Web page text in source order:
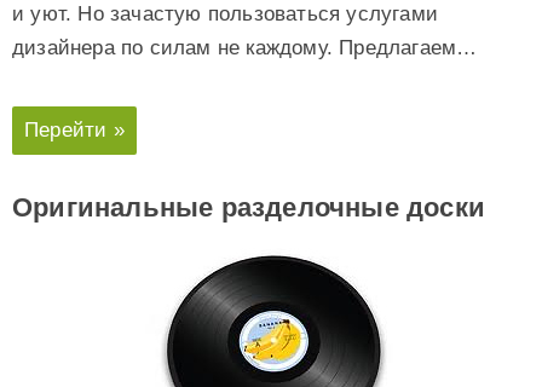
и уют. Но зачастую пользоваться услугами
дизайнера по силам не каждому. Предлагаем…
Перейти »
Оригинальные разделочные доски